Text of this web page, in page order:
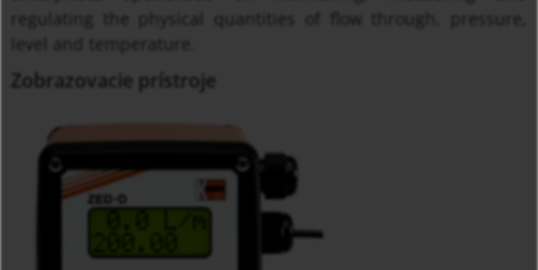
regulating the physical quantities of flow through, pressure,
level and temperature.
Zobrazovacie prístroje